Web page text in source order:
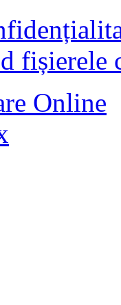
fișierele
Online